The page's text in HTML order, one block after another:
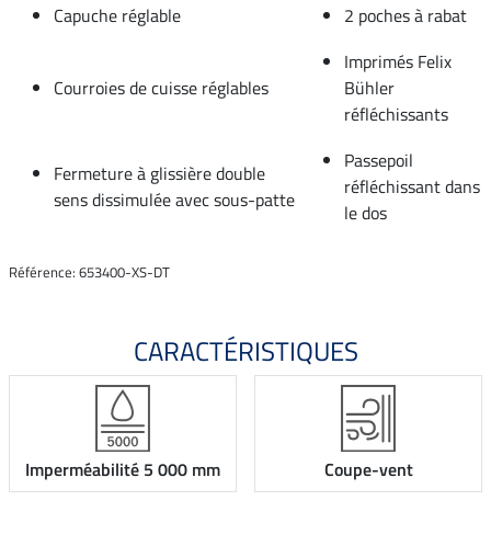
Capuche réglable
2 poches à rabat
Courroies de cuisse réglables
Imprimés Felix
Bühler
réfléchissants
Fermeture à glissière double
sens dissimulée avec sous-patte
Passepoil
réfléchissant dans
le dos
Référence: 653400-XS-DT
CARACTÉRISTIQUES
Imperméabilité 5 000 mm Coupe-vent